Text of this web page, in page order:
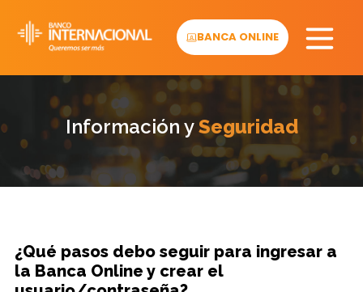
content
BANCA ONLINE
Información ySeguridad
¿Qué pasos debo seguir para ingresar a
la Banca Online y crear el